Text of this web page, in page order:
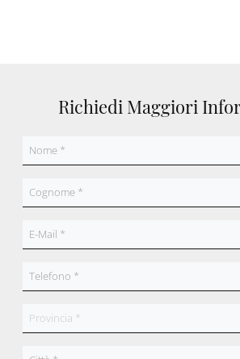
Richiedi Maggiori